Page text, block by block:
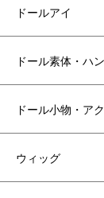
ドールアイ
ドール素体・ハ
ドール小物・ア
ウィッグ